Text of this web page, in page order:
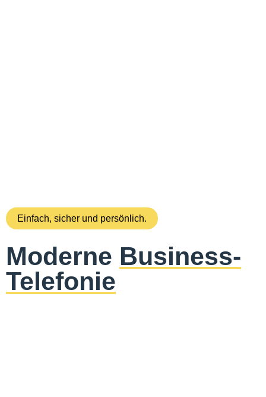
Einfach, sicher und persönlich.
Moderne Business-
Telefonie